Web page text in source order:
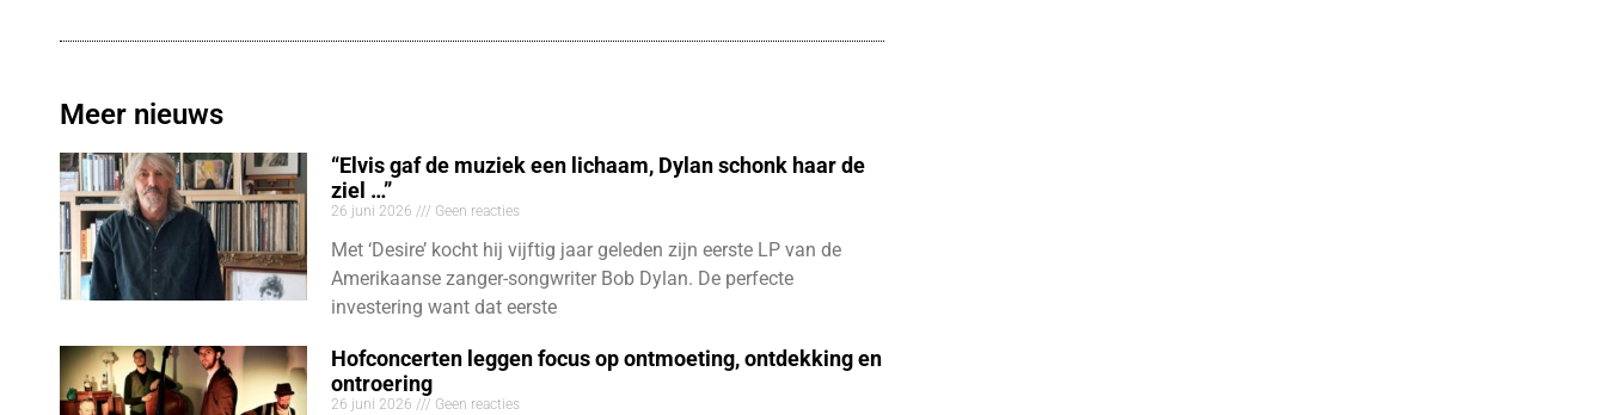
Meer nieuws
“Elvis gaf de muziek een lichaam, Dylan schonk haar de
ziel …”
26 juni 2026 Geen reacties
Met ‘Desire’ kocht hij vijftig jaar geleden zijn eerste LP van de
Amerikaanse zanger-songwriter Bob Dylan. De perfecte
investering want dat eerste
Hofconcerten leggen focus op ontmoeting, ontdekking en
ontroering
26 juni 2026 Geen reacties